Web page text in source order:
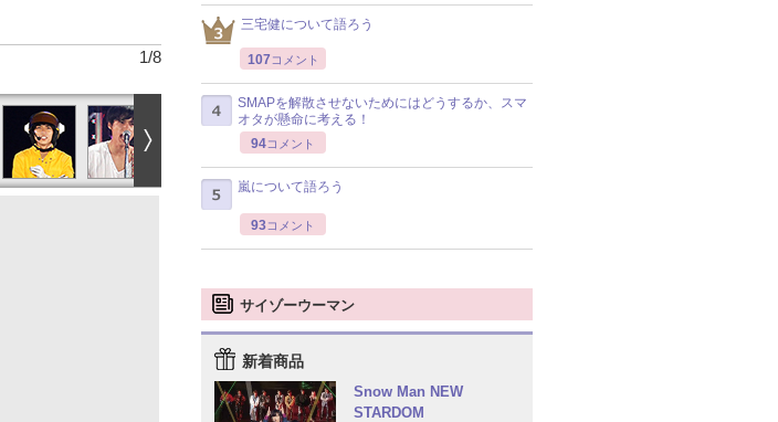
1/8
三宅健について語ろう
107 コメント
SMAPを解散させないためにはどうするか、スマ
オタが懸命に考える！
94コメント
嵐について語ろう
93コメント
サイゾーウーマン
新着商品
Snow Man NEW
STARDOM